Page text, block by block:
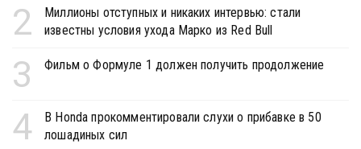
2
Миллионы отступных и никаких интервью: стали
известны условия ухода Марко из Red Bull
3 Фильм о Формуле 1 должен получить продолжение
4
В Honda прокомментировали слухи о прибавке в 50
лошадиных сил